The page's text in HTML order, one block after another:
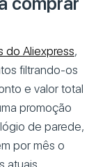
do Aliexpress,
filtrando-os
e valor total
promoção
de parede,
por mês o
atuais.